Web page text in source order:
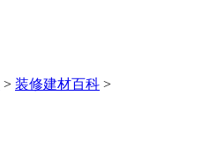
> 装修建材百科 >